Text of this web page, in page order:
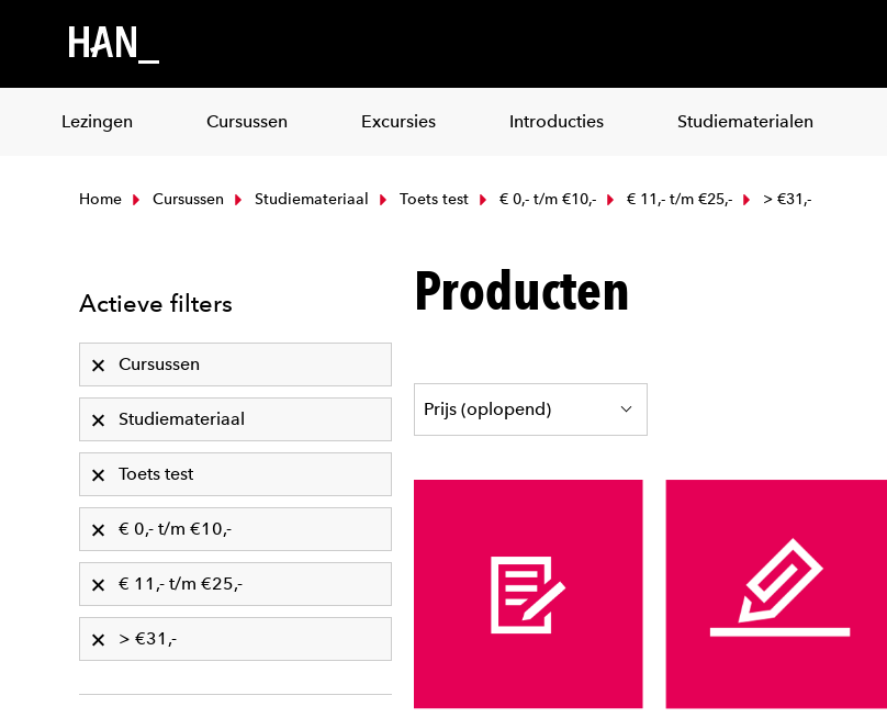
Lezingen Cursussen Excursies Introducties Studiematerialen
Home Cursussen Studiemateriaal Toets test € 0,- t/m €10,- € 11,- t/m €25,- > €31,-
Actieve filters
Cursussen
Studiemateriaal
Toets test
€ 0,- t/m €10,-
€ 11,- t/m €25,-
> €31,-
Producten